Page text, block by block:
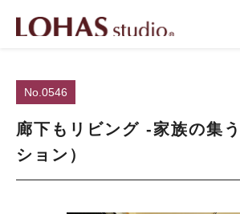
No.0546
廊下もリビング -家族の集
ション）